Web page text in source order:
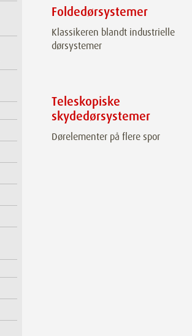
Foldedørsystemer
Klassikeren blandt industrielle
dørsystemer
Teleskopiske
skydedørsystemer
Dørelementer på flere spor